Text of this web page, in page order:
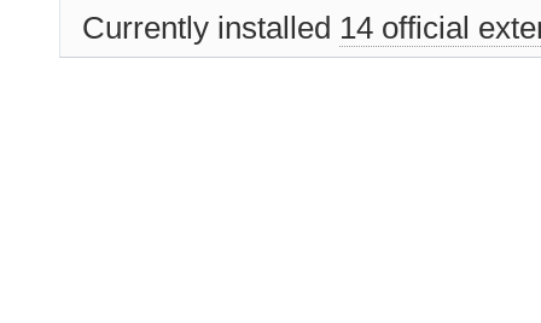
Currently installed 14 official